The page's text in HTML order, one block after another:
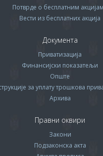
Потврде о бесплатним
Вести из бесплатних акција
Документа
Приватизација
Финансијски показатељи
Опште
за уплату трошкова
Архива
Правни оквири
Закони
Подзаконска акта